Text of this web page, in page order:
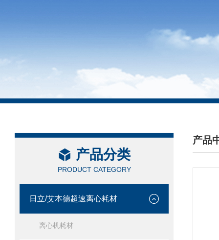
产品分类
PRODUCT CATEGORY
日立/艾本德超速离心耗材
离心机耗材
产品
/